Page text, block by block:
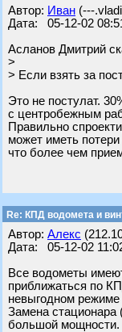
Автор: Иван (---
Дата: 05-12-02
Асланов Дмитрий
>
> Если взять за
Это не постулат.
с центробежным
Правильно
может иметь
что более чем
Re: КПД водомета и
Автор: Алекс
Дата: 05-12-02
Все водометы
приближаться по
невыгодном
Замена стационара
большой мощности.